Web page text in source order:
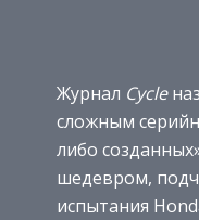
Журнал Cycle
сложным
либо
шедевром,
испытания